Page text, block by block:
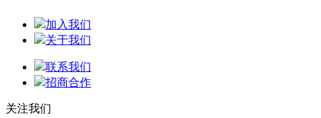
加入我们
关于我们
联系我们
招商合作
关注我们